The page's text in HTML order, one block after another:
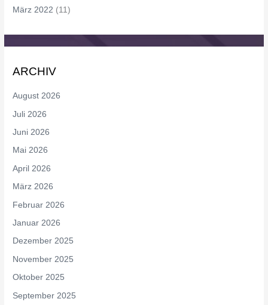
März 2022 (11)
ARCHIV
August 2026
Juli 2026
Juni 2026
Mai 2026
April 2026
März 2026
Februar 2026
Januar 2026
Dezember 2025
November 2025
Oktober 2025
September 2025